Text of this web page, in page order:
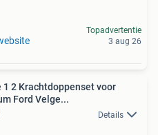
Topadvertentie
3 aug 26
1 2 Krachtdoppenset voor
Ford Velge...
Details